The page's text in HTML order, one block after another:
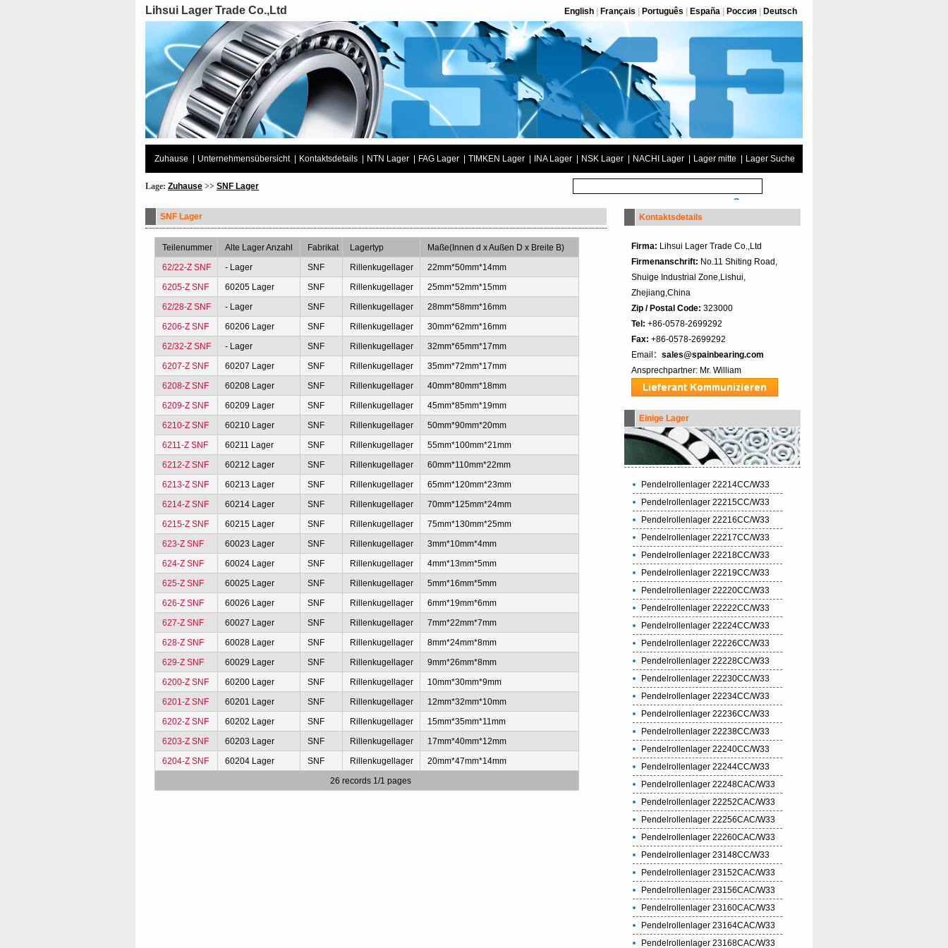
Lihsui Lager Trade Co.,Ltd English Français Português España Россия Deutsch
Zuhause Unternehmensübersicht Kontaktsdetails NTN Lager FAG Lager TIMKEN Lager INA Lager NSK Lager NACHI Lager Lager mitte Lager Suche
Lage: Zuhause >> SNF Lager
SNF Lager
Teilenummer Alte Lager Anzahl Fabrikat Lagertyp
Maße(Innen d x Außen D x Breite B)
62/22-Z SNF
- Lager SNF Rillenkugellager
22mm*50mm*14mm
6205-Z SNF
60205 Lager SNF Rillenkugellager
25mm*52mm*15mm
62/28-Z SNF
- Lager SNF Rillenkugellager
28mm*58mm*16mm
6206-Z SNF
60206 Lager SNF Rillenkugellager
30mm*62mm*16mm
62/32-Z SNF
- Lager SNF Rillenkugellager
32mm*65mm*17mm
6207-Z SNF
60207 Lager SNF Rillenkugellager
35mm*72mm*17mm
6208-Z SNF
60208 Lager SNF Rillenkugellager
40mm*80mm*18mm
6209-Z SNF
60209 Lager SNF Rillenkugellager
45mm*85mm*19mm
6210-Z SNF
60210 Lager SNF Rillenkugellager
50mm*90mm*20mm
6211-Z SNF
60211 Lager SNF Rillenkugellager
55mm*100mm*21mm
6212-Z SNF
60212 Lager SNF Rillenkugellager
60mm*110mm*22mm
6213-Z SNF
60213 Lager SNF Rillenkugellager
65mm*120mm*23mm
6214-Z SNF
60214 Lager SNF Rillenkugellager
70mm*125mm*24mm
6215-Z SNF
60215 Lager SNF Rillenkugellager
75mm*130mm*25mm
623-Z SNF
60023 Lager SNF Rillenkugellager
3mm*10mm*4mm
624-Z SNF
60024 Lager SNF Rillenkugellager
4mm*13mm*5mm
625-Z SNF
60025 Lager SNF Rillenkugellager
5mm*16mm*5mm
626-Z SNF
60026 Lager SNF Rillenkugellager
6mm*19mm*6mm
627-Z SNF
60027 Lager SNF Rillenkugellager
7mm*22mm*7mm
628-Z SNF
60028 Lager SNF Rillenkugellager
8mm*24mm*8mm
629-Z SNF
60029 Lager SNF Rillenkugellager
9mm*26mm*8mm
6200-Z SNF
60200 Lager SNF Rillenkugellager
10mm*30mm*9mm
6201-Z SNF
60201 Lager SNF Rillenkugellager
12mm*32mm*10mm
6202-Z SNF
60202 Lager SNF Rillenkugellager
15mm*35mm*11mm
6203-Z SNF
60203 Lager SNF Rillenkugellager
17mm*40mm*12mm
6204-Z SNF
60204 Lager SNF Rillenkugellager
20mm*47mm*14mm
26 records 1/1 pages
Kontaktsdetails
Firma: Lihsui Lager Trade Co.,Ltd
Firmenanschrift: No.11 Shiting Road,
Shuige Industrial Zone,Lishui,
Zhejiang,China
Zip / Postal Code: 323000
Tel: +86-0578-2699292
Fax: +86-0578-2699292
Email： sales@spainbearing.com
Ansprechpartner: Mr. William
Einige Lager
Pendelrollenlager 22214CC/W33
Pendelrollenlager 22215CC/W33
Pendelrollenlager 22216CC/W33
Pendelrollenlager 22217CC/W33
Pendelrollenlager 22218CC/W33
Pendelrollenlager 22219CC/W33
Pendelrollenlager 22220CC/W33
Pendelrollenlager 22222CC/W33
Pendelrollenlager 22224CC/W33
Pendelrollenlager 22226CC/W33
Pendelrollenlager 22228CC/W33
Pendelrollenlager 22230CC/W33
Pendelrollenlager 22234CC/W33
Pendelrollenlager 22236CC/W33
Pendelrollenlager 22238CC/W33
Pendelrollenlager 22240CC/W33
Pendelrollenlager 22244CC/W33
Pendelrollenlager 22248CAC/W33
Pendelrollenlager 22252CAC/W33
Pendelrollenlager 22256CAC/W33
Pendelrollenlager 22260CAC/W33
Pendelrollenlager 23148CC/W33
Pendelrollenlager 23152CAC/W33
Pendelrollenlager 23156CAC/W33
Pendelrollenlager 23160CAC/W33
Pendelrollenlager 23164CAC/W33
Pendelrollenlager 23168CAC/W33